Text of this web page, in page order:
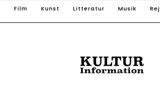
Film Kunst Litteratur Musik